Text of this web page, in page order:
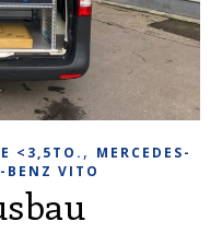
<3,5TO. , MERCEDES-
BENZ VITO